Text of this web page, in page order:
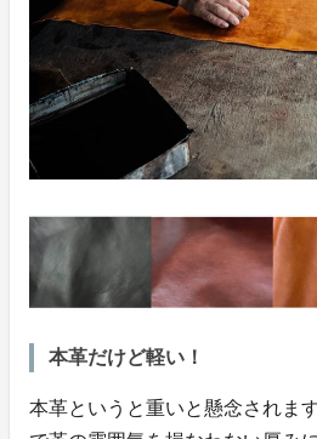
本革だけど軽い！
本革というと重いと懸念されま